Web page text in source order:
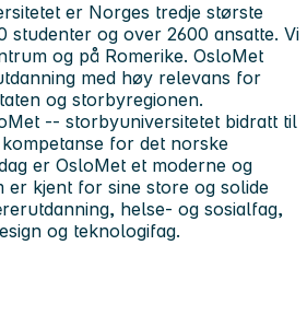
er Norges tredje største
studenter og over 2600 ansatte. Vi
og på Romerike. OsloMet
med høy relevans for
og storbyregionen.
-- storbyuniversitetet bidratt til
for det norske
er OsloMet et moderne og
er kjent for sine store og solide
helse- og sosialfag,
og teknologifag.